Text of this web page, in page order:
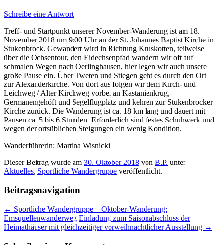
Schreibe eine Antwort
Treff- und Startpunkt unserer November-Wanderung ist am 18.
November 2018 um 9:00 Uhr an der St. Johannes Baptist Kirche in
Stukenbrock. Gewandert wird in Richtung Kruskotten, teilweise
über die Ochsentour, den Eidechsenpfad wandern wir oft auf
schmalen Wegen nach Oerlinghausen, hier legen wir auch unsere
große Pause ein. Über Tweten und Stiegen geht es durch den Ort
zur Alexanderkirche. Von dort aus folgen wir dem Kirch- und
Leichweg / Alter Kirchweg vorbei an Kastanienkrug,
Germanengehöft und Segelflugplatz und kehren zur Stukenbrocker
Kirche zurück. Die Wanderung ist ca. 18 km lang und dauert mit
Pausen ca. 5 bis 6 Stunden. Erforderlich sind festes Schuhwerk und
wegen der ortsüblichen Steigungen ein wenig Kondition.
Wanderführerin: Martina Wisnicki
Dieser Beitrag wurde am 30. Oktober 2018 von B.P. unter
Aktuelles, Sportliche Wandergruppe veröffentlicht.
Beitragsnavigation
← Sportliche Wandergruppe – Oktober-Wanderung:
Emsquellenwanderweg Einladung zum Saisonabschluss der
Heimathäuser mit gleichzeitiger vorweihnachtlicher Ausstellung →